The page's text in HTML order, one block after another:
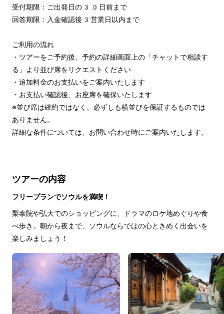
受付期限：ご出発日の30日前まで
回答期限：入金確認後3営業日以内まで
ご利用の流れ
・ツアーをご予約後、予約の詳細画面上の「チャットで相談す
る」より並び席をリクエストください
・追加料金のお支払いをご案内いたします
・お支払い確認後、お座席を確保いたします
※並び席は確約ではなく、必ずしも横並びを保証するものでは
ありません。
詳細な条件については、お問い合わせ時にご案内いたします。
ツアーの内容
フリープランでソウルを満喫！
梨泰院や弘大でのショッピングに、ドラマのロケ地めぐりや食
べ歩き。朝から夜まで、ソウルならではの心ときめく出会いを
楽しみましょう！